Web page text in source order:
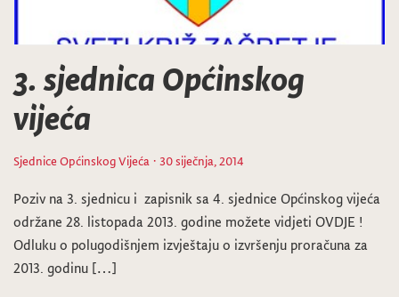
3. sjednica Općinskog
vijeća
Sjednice Općinskog Vijeća · 30 siječnja, 2014
Poziv na 3. sjednicu i zapisnik sa 4. sjednice Općinskog vijeća
održane 28. listopada 2013. godine možete vidjeti OVDJE !
Odluku o polugodišnjem izvještaju o izvršenju proračuna za
2013. godinu […]